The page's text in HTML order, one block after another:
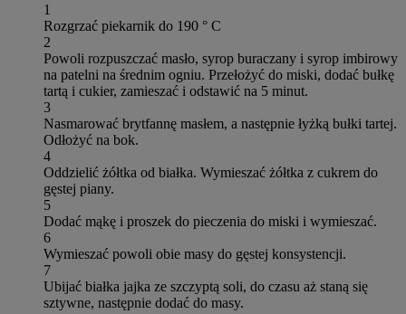
1
Rozgrzać piekarnik do 190 ° C
2
Powoli rozpuszczać masło, syrop buraczany i syrop imbirowy
na patelni na średnim ogniu. Przełożyć do miski, dodać bułkę
tartą i cukier, zamieszać i odstawić na 5 minut.
3
Nasmarować brytfannę masłem, a następnie łyżką bułki tartej.
Odłożyć na bok.
4
Oddzielić żółtka od białka. Wymieszać żółtka z cukrem do
gęstej piany.
5
Dodać mąkę i proszek do pieczenia do miski i wymieszać.
6
Wymieszać powoli obie masy do gęstej konsystencji.
7
Ubijać białka jajka ze szczyptą soli, do czasu aż staną się
sztywne, następnie dodać do masy.